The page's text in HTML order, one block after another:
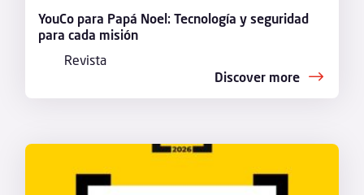
YouCo para Papá Noel: Tecnología y seguridad
para cada misión
Revista
Discover more